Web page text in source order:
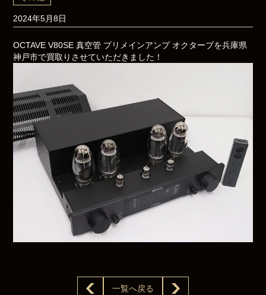
2024年5月8日
OCTAVE V80SE 真空管 プリメインアンプ オクターブを兵庫県
神戸市で買取りさせていただきました！
一覧へ戻る